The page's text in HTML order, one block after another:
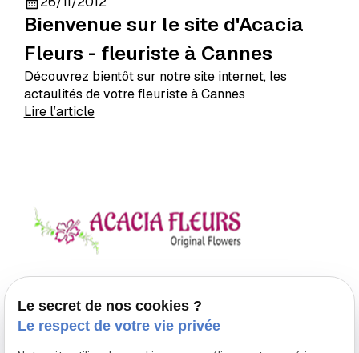
Bienvenue sur le site d'Acacia
Fleurs - fleuriste à Cannes
Découvrez bientôt sur notre site internet, les
actaulités de votre fleuriste à Cannes
Lire l’article
Lorem ipsum dolor sit amet consectetur. Elit
consequat cras id elementum. Nunc varius leo
mattis
Le secret de nos cookies ?
Le respect de votre vie privée